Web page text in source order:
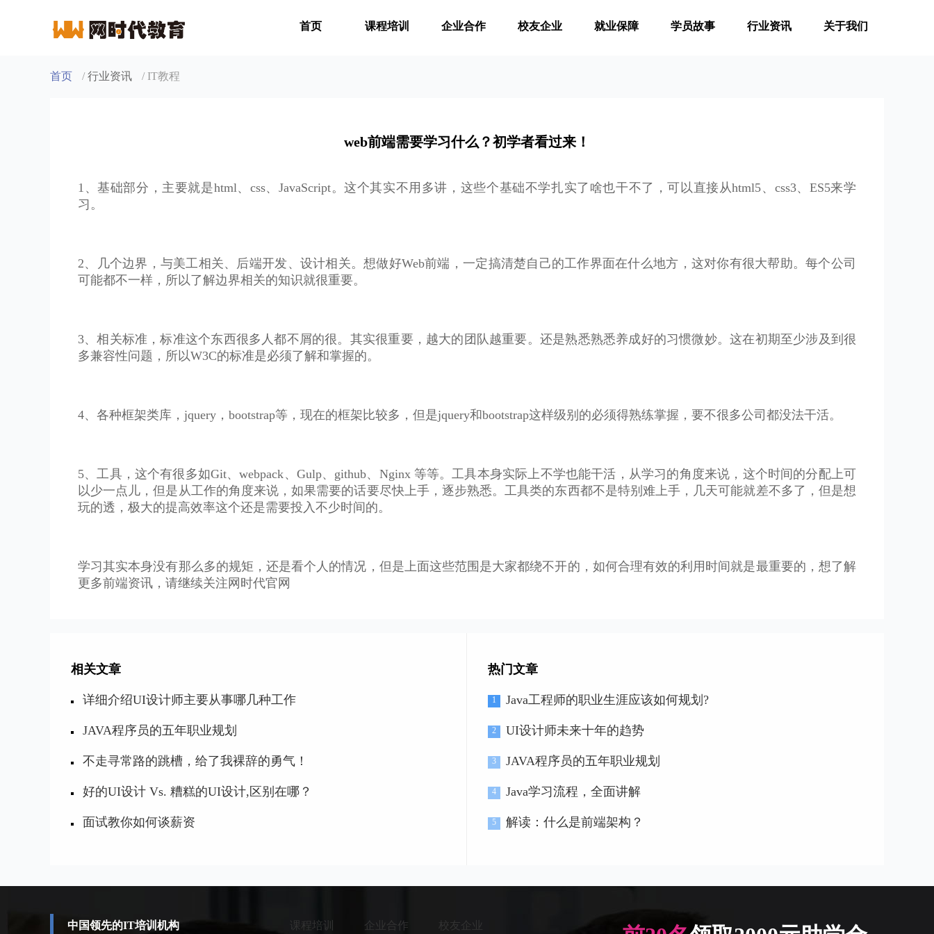
首页 课程培训 企业合作 校友企业 就业保障 学员故事 行业资讯 关于我们
首页 /行业资讯 / IT教程
web前端需要学习什么？初学者看过来！
1、基础部分，主要就是html、css、JavaScript。这个其实不用多讲，这些个基础不学扎实了啥也干不了，可以直接从html5、css3、ES5来学
习。
2、几个边界，与美工相关、后端开发、设计相关。想做好Web前端，一定搞清楚自己的工作界面在什么地方，这对你有很大帮助。每个公司
可能都不一样，所以了解边界相关的知识就很重要。
3、相关标准，标准这个东西很多人都不屑的很。其实很重要，越大的团队越重要。还是熟悉熟悉养成好的习惯微妙。这在初期至少涉及到很
多兼容性问题，所以W3C的标准是必须了解和掌握的。
4、各种框架类库，jquery，bootstrap等，现在的框架比较多，但是jquery和bootstrap这样级别的必须得熟练掌握，要不很多公司都没法干活。
5、工具，这个有很多如Git、webpack、Gulp、github、Nginx 等等。工具本身实际上不学也能干活，从学习的角度来说，这个时间的分配上可
以少一点儿，但是从工作的角度来说，如果需要的话要尽快上手，逐步熟悉。工具类的东西都不是特别难上手，几天可能就差不多了，但是想
玩的透，极大的提高效率这个还是需要投入不少时间的。
学习其实本身没有那么多的规矩，还是看个人的情况，但是上面这些范围是大家都绕不开的，如何合理有效的利用时间就是最重要的，想了解
更多前端资讯，请继续关注网时代官网
相关文章
详细介绍UI设计师主要从事哪几种工作
JAVA程序员的五年职业规划
不走寻常路的跳槽，给了我裸辞的勇气！
好的UI设计 Vs. 糟糕的UI设计,区别在哪？
面试教你如何谈薪资
热门文章
1 Java工程师的职业生涯应该如何规划?
2 UI设计师未来十年的趋势
3 JAVA程序员的五年职业规划
4 Java学习流程，全面讲解
5 解读：什么是前端架构？
中国领先的IT培训机构 课程培训 企业合作 校友企业